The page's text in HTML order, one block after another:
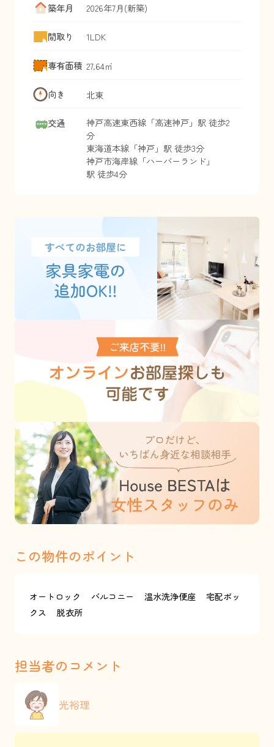
築年月 2026年7月(新築)
間取り 1LDK
専有面積 27.64㎡
向き 北東
交通 神戸高速東西線「高速神戸」駅 徒歩2
分
東海道本線「神戸」駅 徒歩3分
神戸市海岸線「ハーバーランド」
駅 徒歩4分
この物件のポイント
オートロック バルコニー 温水洗浄便座
宅配ボッ
クス
脱衣所
担当者のコメント
光裕理